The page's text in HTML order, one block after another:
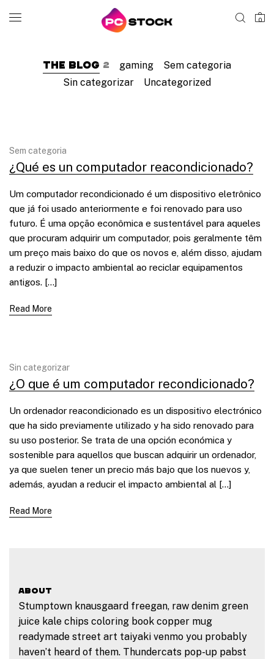
0
The Blog 2 gaming
Sem categoria
Sin categorizar
Uncategorized
Sem categoria
¿Qué es un computador reacondicionado?
Um computador recondicionado é um dispositivo eletrônico
que já foi usado anteriormente e foi renovado para uso
futuro. É uma opção econômica e sustentável para aqueles
que procuram adquirir um computador, pois geralmente têm
um preço mais baixo do que os novos e, além disso, ajudam
a reduzir o impacto ambiental ao reciclar equipamentos
antigos. […]
Read More
Sin categorizar
¿O que é um computador recondicionado?
Un ordenador reacondicionado es un dispositivo electrónico
que ha sido previamente utilizado y ha sido renovado para
su uso posterior. Se trata de una opción económica y
sostenible para aquellos que buscan adquirir un ordenador,
ya que suelen tener un precio más bajo que los nuevos y,
además, ayudan a reducir el impacto ambiental al […]
Read More
ABOUT
Stumptown knausgaard freegan, raw denim green
juice kale chips coloring book copper mug
readymade street art taiyaki venmo you probably
haven’t heard of them. Thundercats pop-up pabst